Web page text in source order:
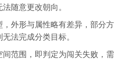
随意更改朝向。
，外形与属性略有差异，部分方
法完成分类目标。
间范围，即判定为闯关失败，需